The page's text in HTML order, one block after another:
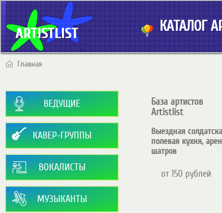
КАТАЛОГ
Главная
ВЕДУЩИЕ
КАВЕР-ГРУППЫ
ВОКАЛИСТЫ
МУЗЫКАНТЫ
База артистов
Artistlist
Выездная
полевая кухня,
шатров
от 150 рублей